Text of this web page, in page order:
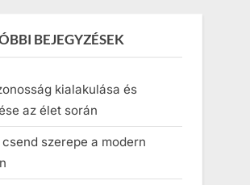
BEJEGYZÉSEK
kialakulása és
az élet során
csend szerepe a modern